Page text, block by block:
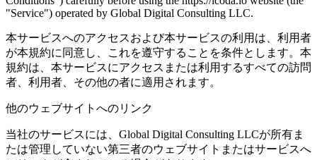
"Service") operated by Global Digital Consulting LLC.
本サービスへのアクセスおよび本サービスの利用は、利用者
が本規約に同意し、これを遵守することを条件とします。本
規約は、本サービスにアクセスまたは利用するすべての訪問
者、利用者、その他の者に適用されます。
他のウェブサイトへのリンク
当社のサービスには、Global Digital Consulting LLCが所有ま
たは管理していない第三者のウェブサイトまたはサービスへ